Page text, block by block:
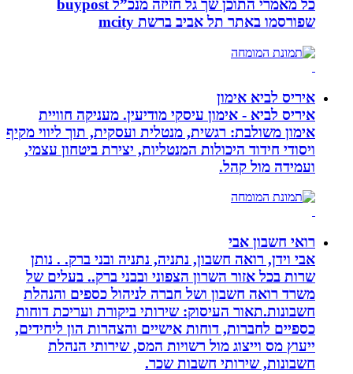
כל מאמרי התוכן שך גל חזיזה מנכ”ל buypost
שפורסמו באתר תל אביב ברשת mcity
איריס לביא אימון
איריס לביא - אימון עיסקי מודיעין. מעניקה חוויית
אימון משולבת: רגשית, מנטלית ועסקית, תוך ליווי מקיף
ויסודי חידוד היכולות המנטליות, יצירת ביטחון עצמי,
ועמידה מול קהל.
רואי חשבון אבי
אבי וידן, רואה חשבון, נתניה, נתניה ובני ברק. . נותן
שרות בכל אזור השרון הצפוני ובבני ברק.. בעלים של
משרד רואה חשבון ושל חברה לניהול כספים והנהלת
חשבונות.תאור העיסוק: שירותי ביקורת ועריכת דוחות
כספיים לחברות, דוחות אישיים והצהרות הון ליחידים,
ייעוץ מס וייצוג מול רשויות המס, שירותי הנהלת
חשבונות, שירותי חשבות שכר.